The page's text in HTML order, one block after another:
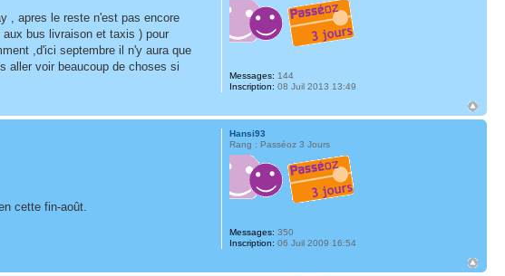
, apres le reste n'est pas encore
bus livraison et taxis ) pour
,d'ici septembre il n'y aura que
aller voir beaucoup de choses si
Messages: 144
Inscription: 08 Juil 2013 13:49
cette fin-août.
Hansi93
Rang : Passéoz 3 Jours
Messages: 350
Inscription: 06 Juil 2009 16:54